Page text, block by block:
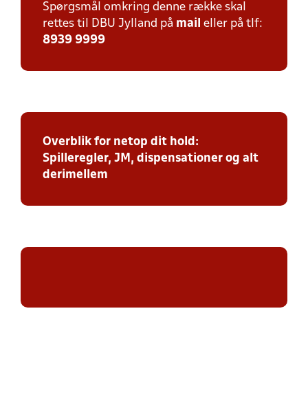
Spørgsmål omkring denne række skal
rettes til DBU Jylland på mail eller på tlf:
8939 9999
Overblik for netop dit hold:
Spilleregler, JM, dispensationer og alt
derimellem